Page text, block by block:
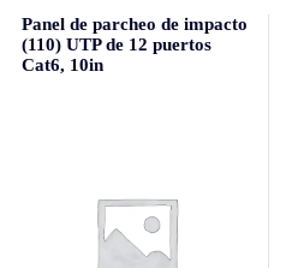
Panel de parcheo de impacto
(110) UTP de 12 puertos
Cat6, 10in